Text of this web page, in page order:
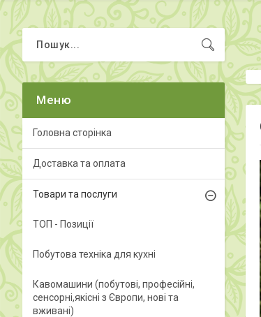
Головна сторінка
Доставка та оплата
Товари та послуги
ТОП - Позиції
Побутова техніка для кухні
Кавомашини (побутові, професійні,
сенсорні,якісні з Європи, нові та
вживані)